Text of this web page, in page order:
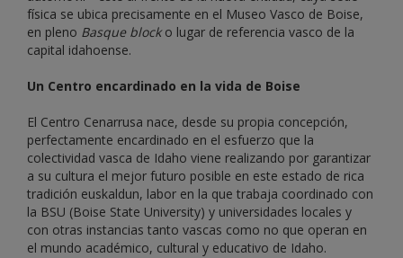
física se ubica precisamente en el Museo Vasco de Boise,
en pleno Basque blocko lugar de referencia vasco de la
capital idahoense.
Un Centro encardinado en la vida de Boise
El Centro Cenarrusa nace, desde su propia concepción,
perfectamente encardinado en el esfuerzo que la
colectividad vasca de Idaho viene realizando por garantizar
a su cultura el mejor futuro posible en este estado de rica
tradición euskaldun, labor en la que trabaja coordinado con
la BSU (Boise State University) y universidades locales y
con otras instancias tanto vascas como no que operan en
el mundo académico, cultural y educativo de Idaho.